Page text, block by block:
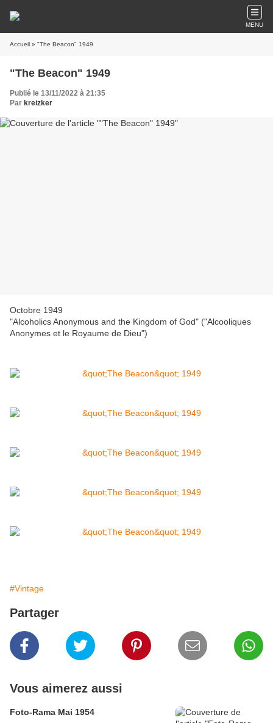
MENU
Accueil » "The Beacon" 1949
"The Beacon" 1949
Publié le 13/11/2022 à 21:35
Par kreizker
Octobre 1949
"Alcoholics Anonymous and the Kingdom of God" ("Alcooliques
Anonymes et le Royaume de Dieu")
#Vintage
Partager
Vous aimerez aussi
Foto-Rama Mai 1954